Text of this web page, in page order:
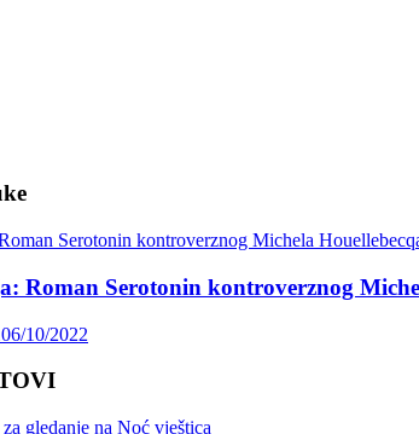
Roman Serotonin kontroverznog
06/10/2022